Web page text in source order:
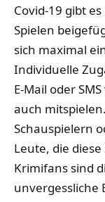
Covid-19 gibt
Spielen
sich maximal
Individuelle
E-Mail oder
auch
Schauspielern
Leute, die
Krimifans sind
unvergessliche